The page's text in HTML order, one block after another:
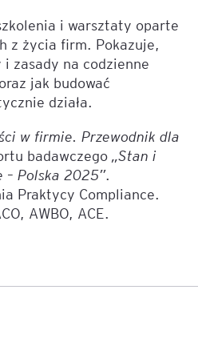
i warsztaty oparte
z życia firm. Pokazuje,
zasady na codzienne
jak budować
działa.
w firmie. Przewodnik dla
badawczego „Stan i
– Polska 2025”.
Praktycy Compliance.
AWBO, ACE.